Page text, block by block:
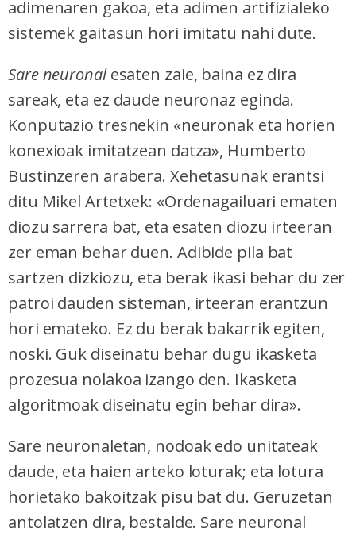
adimenaren gakoa, eta adimen artifizialeko
sistemek gaitasun hori imitatu nahi dute.
Sare neuronalesaten zaie, baina ez dira
sareak, eta ez daude neuronaz eginda.
Konputazio tresnekin «neuronak eta horien
konexioak imitatzean datza», Humberto
Bustinzeren arabera. Xehetasunak erantsi
ditu Mikel Artetxek: «Ordenagailuari ematen
diozu sarrera bat, eta esaten diozu irteeran
zer eman behar duen. Adibide pila bat
sartzen dizkiozu, eta berak ikasi behar du zer
patroi dauden sisteman, irteeran erantzun
hori emateko. Ez du berak bakarrik egiten,
noski. Guk diseinatu behar dugu ikasketa
prozesua nolakoa izango den. Ikasketa
algoritmoak diseinatu egin behar dira».
Sare neuronaletan, nodoak edo unitateak
daude, eta haien arteko loturak; eta lotura
horietako bakoitzak pisu bat du. Geruzetan
antolatzen dira, bestalde. Sare neuronal